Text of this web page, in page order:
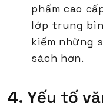
phẩm cao
lớp trung
kiếm những
sách hơn.
4. Yếu tố